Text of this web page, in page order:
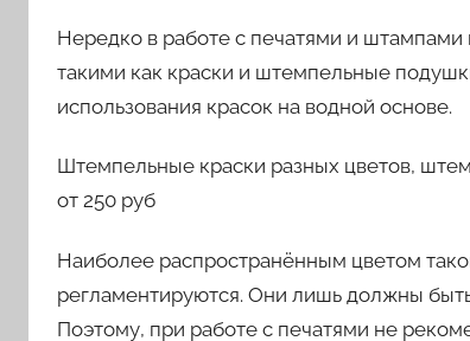
Нередко в работе с печатями и штампами
такими как краски и штемпельные
использования красок на водной основе.
Штемпельные краски разных цветов,
от 250 руб
Наиболее распространённым цветом
регламентируются. Они лишь должны
Поэтому, при работе с печатями не